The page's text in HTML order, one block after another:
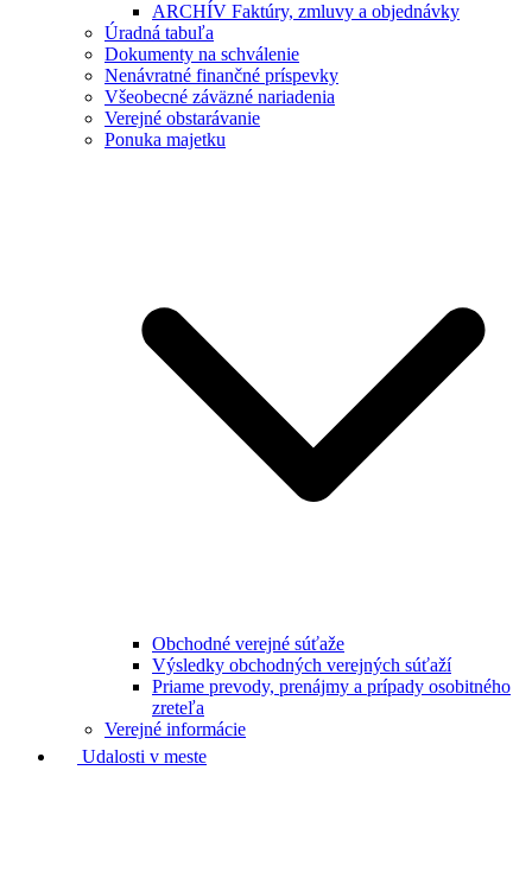
ARCHÍV Faktúry, zmluvy a objednávky
Úradná tabuľa
Dokumenty na schválenie
Nenávratné finančné príspevky
Všeobecné záväzné nariadenia
Verejné obstarávanie
Ponuka majetku
Obchodné verejné súťaže
Výsledky obchodných verejných súťaží
Priame prevody, prenájmy a prípady osobitného
zreteľa
Verejné informácie
Udalosti v meste